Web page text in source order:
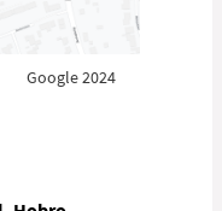
Google 2024